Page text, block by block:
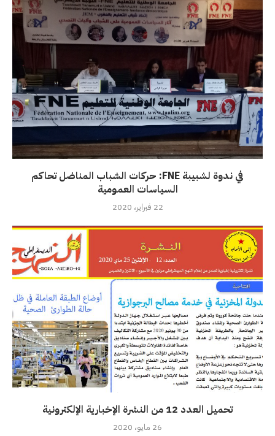
في ندوة لشبيبة FNE: حركات الشباب المناضل تحاكم
السياسات العمومية
22 فبراير، 2020
تحميل العدد 12 من النشرة الإخبارية الإلكترونية
26 مايو، 2020